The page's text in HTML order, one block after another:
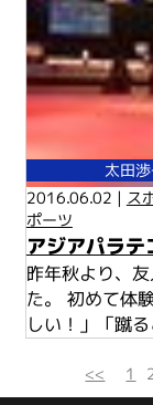
太田
2016.06.02 | ス
ポーツ
アジアパラテ
昨年秋より、
た。 初めて体
しい！」「蹴
<< 1